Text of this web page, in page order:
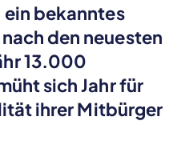
bekanntes
den neuesten
13.000
sich Jahr für
ihrer Mitbürger